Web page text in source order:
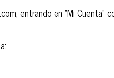
entrando en “Mi Cuenta”